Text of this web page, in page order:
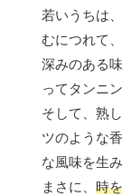
若いうちは
むにつれて
深みのある
ってタンニ
そして、熟
ツのような
な風味を生
まさに、 時